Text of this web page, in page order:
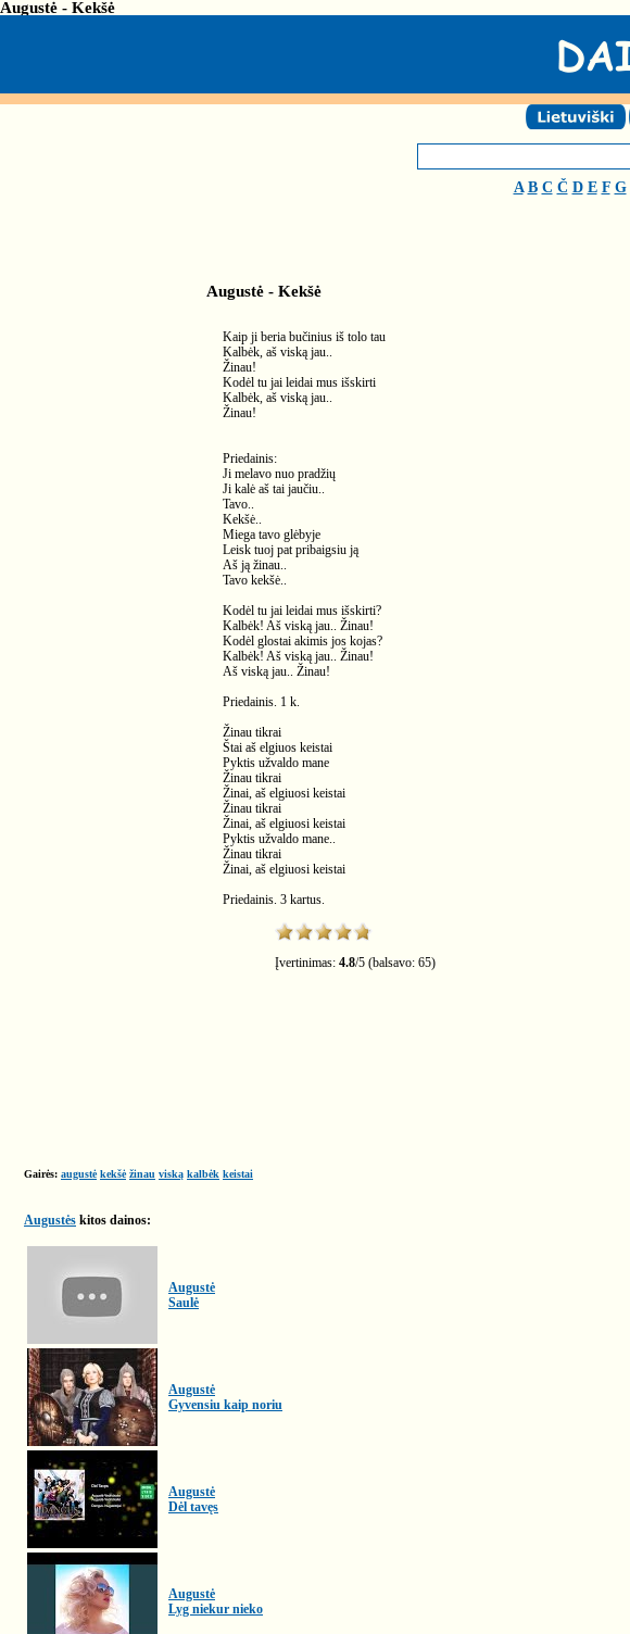
Augustė - Kekšė
A B C Č D E F G
Augustė - Kekšė
Kaip ji beria bučinius iš tolo tau
Kalbėk, aš viską jau..
Žinau!
Kodėl tu jai leidai mus išskirti
Kalbėk, aš viską jau..
Žinau!
Priedainis:
Ji melavo nuo pradžių
Ji kalė aš tai jaučiu..
Tavo..
Kekšė..
Miega tavo glėbyje
Leisk tuoj pat pribaigsiu ją
Aš ją žinau..
Tavo kekšė..
Kodėl tu jai leidai mus išskirti?
Kalbėk! Aš viską jau.. Žinau!
Kodėl glostai akimis jos kojas?
Kalbėk! Aš viską jau.. Žinau!
Aš viską jau.. Žinau!
Priedainis. 1 k.
Žinau tikrai
Štai aš elgiuos keistai
Pyktis užvaldo mane
Žinau tikrai
Žinai, aš elgiuosi keistai
Žinau tikrai
Žinai, aš elgiuosi keistai
Pyktis užvaldo mane..
Žinau tikrai
Žinai, aš elgiuosi keistai
Priedainis. 3 kartus.
Įvertinimas: 4.8/5 (balsavo: 65)
Gairės: augustė kekšė žinau viską kalbėk keistai
Augustės kitos dainos:
Augustė
Saulė
Augustė
Gyvensiu kaip noriu
Augustė
Dėl tavęs
Augustė
Lyg niekur nieko